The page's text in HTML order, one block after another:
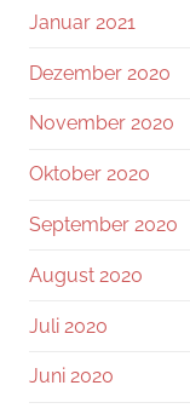
Januar 2021
Dezember 2020
November 2020
Oktober 2020
September 2020
August 2020
Juli 2020
Juni 2020